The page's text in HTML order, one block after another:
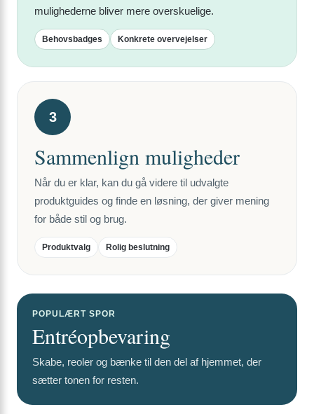
mulighederne bliver mere overskuelige.
Behovsbadges Konkrete overvejelser
3
Sammenlign muligheder
Når du er klar, kan du gå videre til udvalgte
produktguides og finde en løsning, der giver mening
for både stil og brug.
Produktvalg Rolig beslutning
POPULÆRT SPOR
Entréopbevaring
Skabe, reoler og bænke til den del af hjemmet, der
sætter tonen for resten.